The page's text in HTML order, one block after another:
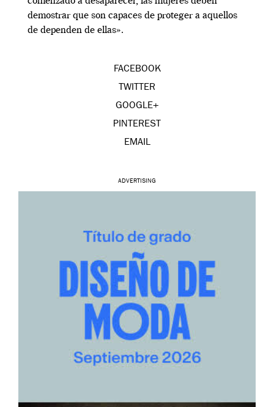
demostrar que son capaces de proteger a aquellos
de dependen de ellas».
FACEBOOK
TWITTER
GOOGLE+
PINTEREST
EMAIL
ADVERTISING